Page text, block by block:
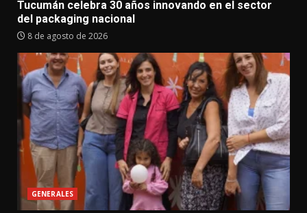
Tucumán celebra 30 años innovando en el sector
del packaging nacional
8 de agosto de 2026
GENERALES